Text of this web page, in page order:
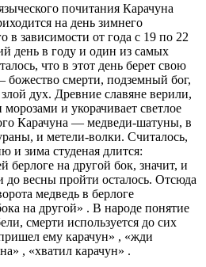
почитания Карачуна
на день зимнего
в зависимости от года с 19 по 22
день в году и один из самых
что в этот день берет свою
божество смерти, подземный бог,
дух. Древние славяне верили,
и укорачивает светлое
Карачуна — медведи-шатуны, в
и метели-волки. Считалось,
и зима студеная длится:
берлоге на другой бок, значит, и
весны пройти осталось. Отсюда
медведь в берлоге
на другой» . В народе понятие
смерти используется до сих
ему карачун» , «жди
, «хватил карачун» .